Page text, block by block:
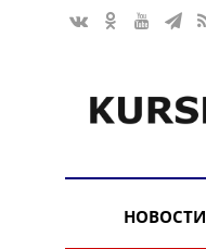
НОВОСТИ